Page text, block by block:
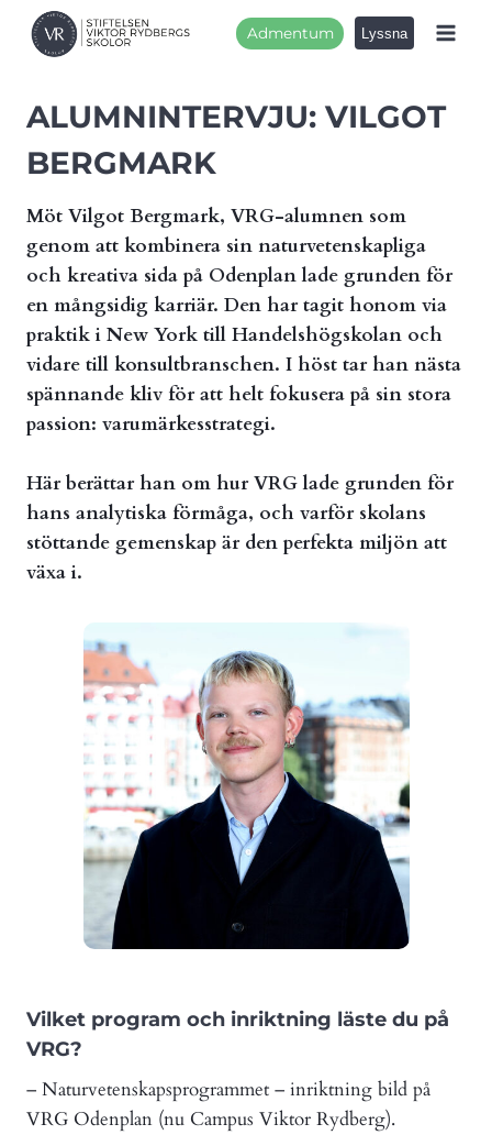
Admentum
ALUMNINTERVJU: VILGOT
BERGMARK
Möt Vilgot Bergmark, VRG-alumnen som
genom att kombinera sin naturvetenskapliga
och kreativa sida på Odenplan lade grunden för
en mångsidig karriär. Den har tagit honom via
praktik i New York till Handelshögskolan och
vidare till konsultbranschen. I höst tar han nästa
spännande kliv för att helt fokusera på sin stora
passion: varumärkesstrategi.
Här berättar han om hur VRG lade grunden för
hans analytiska förmåga, och varför skolans
stöttande gemenskap är den perfekta miljön att
växa i.
Vilket program och inriktning läste du på
VRG?
– Naturvetenskapsprogrammet – inriktning bild på
VRG Odenplan (nu Campus Viktor Rydberg).